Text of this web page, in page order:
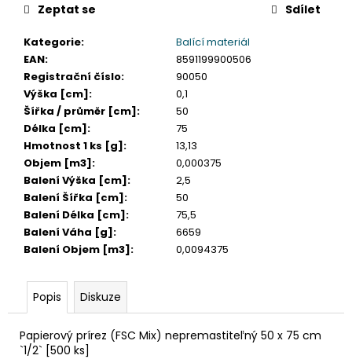
Kategorie:
Balící materiál
EAN:
8591199900506
Registrační číslo:
90050
Výška [cm]:
0,1
Šířka / průměr [cm]:
50
Délka [cm]:
75
Hmotnost 1 ks [g]:
13,13
Objem [m3]:
0,000375
Balení Výška [cm]:
2,5
Balení Šířka [cm]:
50
Balení Délka [cm]:
75,5
Balení Váha [g]:
6659
Balení Objem [m3]: 0,0094375
Zeptat se Sdílet
Popis Diskuze
Papierový prírez (FSC Mix) nepremastiteľný 50 x 75 cm
`1/2` [500 ks]
e
m
e
VÍČKO
VYPOUKLÉ
(RPET)
OTVOREM
PRŮHLEDNÉ
Ø95MM
[50
KS]
48
Kč